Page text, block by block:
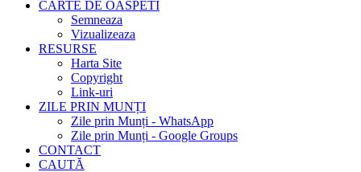
CARTE DE OASPETI
Semneaza
Vizualizeaza
RESURSE
Harta Site
Copyright
Link-uri
ZILE PRIN MUNȚI
Zile prin Munți - WhatsApp
Zile prin Munți - Google Groups
CONTACT
CAUTĂ